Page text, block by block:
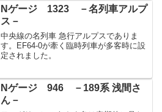
Nゲージ 1323 －名列車アルプ
ス－
中央線の名列車 急行アルプスでありま
す。EF64-0が牽く臨時列車が多客時に設
定されました。
Nゲージ 946 －189系 浅間さ
ん－